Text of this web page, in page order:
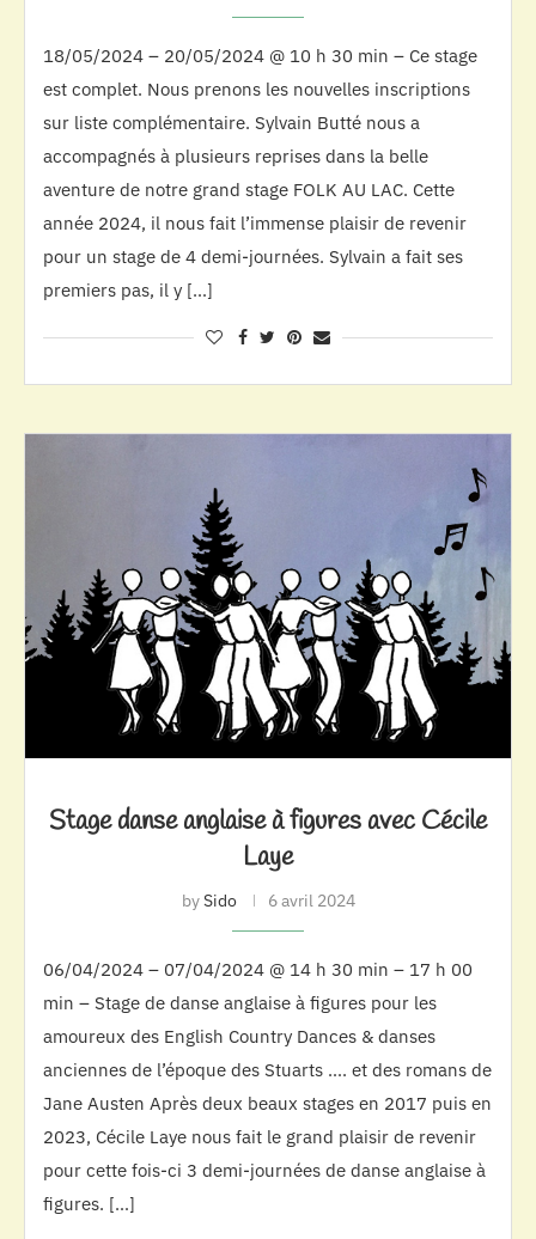
18/05/2024 – 20/05/2024 @ 10 h 30 min – Ce stage
est complet. Nous prenons les nouvelles inscriptions
sur liste complémentaire. Sylvain Butté nous a
accompagnés à plusieurs reprises dans la belle
aventure de notre grand stage FOLK AU LAC. Cette
année 2024, il nous fait l’immense plaisir de revenir
pour un stage de 4 demi-journées. Sylvain a fait ses
premiers pas, il y […]
Stage danse anglaise à figures avec Cécile
Laye
bySido 6 avril 2024
06/04/2024 – 07/04/2024 @ 14 h 30 min – 17 h 00
min – Stage de danse anglaise à figures pour les
amoureux des English Country Dances & danses
anciennes de l’époque des Stuarts …. et des romans de
Jane Austen Après deux beaux stages en 2017 puis en
2023, Cécile Laye nous fait le grand plaisir de revenir
pour cette fois-ci 3 demi-journées de danse anglaise à
figures. […]